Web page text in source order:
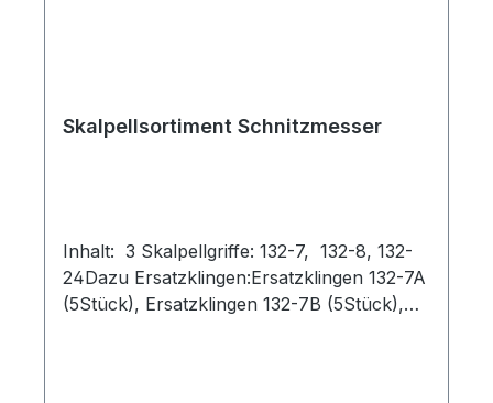
Skalpellsortiment Schnitzmesser
Inhalt: 3 Skalpellgriffe: 132-7, 132-8, 132-
24Dazu Ersatzklingen:Ersatzklingen 132-7A
(5Stück), Ersatzklingen 132-7B (5Stück),